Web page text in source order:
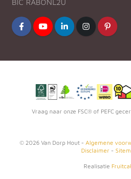
BIC RABONL2U
Vraag naar onze FSC® of PEFC
© 2026 Van Dorp Hout - Algemene
Disclaimer -
Realisatie